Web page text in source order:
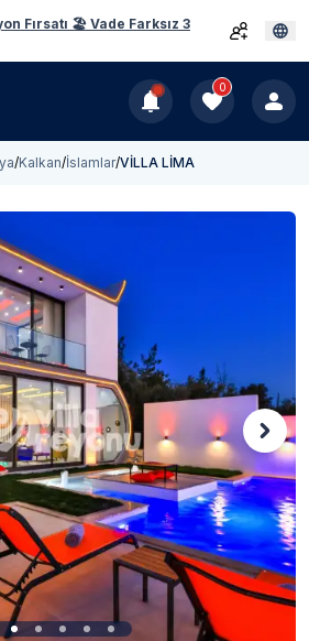
Fırsatı 🏖️ Vade Farksız 3
0
/Kalkan/İslamlar/VİLLA LİMA